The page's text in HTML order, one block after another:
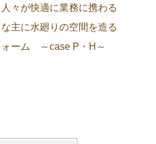
々が快適に業務に携わる
主に水廻りの空間を造る
ォーム ～case P・H～